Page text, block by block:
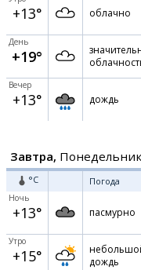
+13° облачно
День
+19°
Вечер
+13° дождь
Завтра,
°C Погода
Ночь
+13° пасмурно
Утро
+15°
дождь